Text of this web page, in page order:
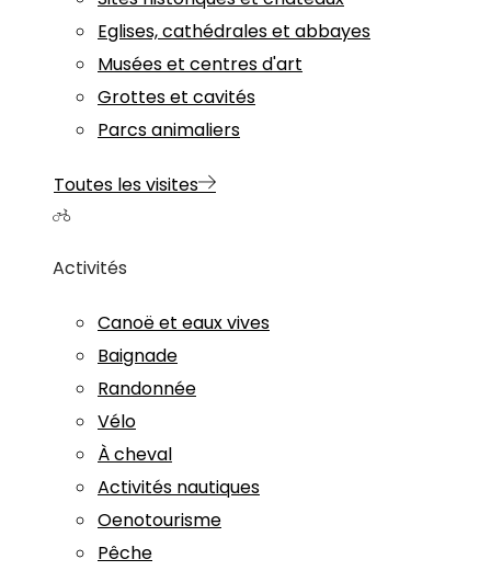
Eglises, cathédrales et abbayes
Musées et centres d'art
Grottes et cavités
Parcs animaliers
Toutes les visites
Activités
Canoë et eaux vives
Baignade
Randonnée
Vélo
À cheval
Activités nautiques
Oenotourisme
Pêche